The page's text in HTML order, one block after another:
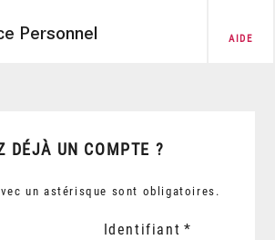
Personnel AIDE
DÉJÀ UN COMPTE ?
un astérisque sont obligatoires.
Identifiant